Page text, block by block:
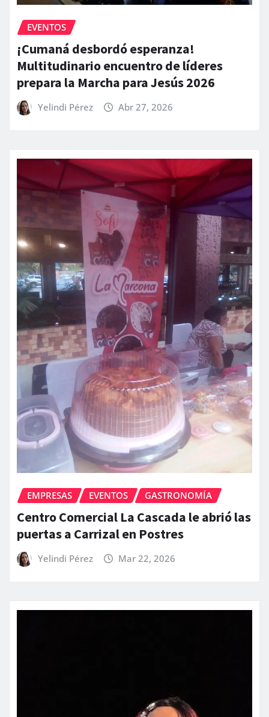
EVENTOS
¡Cumaná desbordó esperanza!
Multitudinario encuentro de líderes
prepara la Marcha para Jesús 2026
Yelindi Pérez Abr 27, 2026
EMPRESAS EVENTOS GASTRONOMÍA
Centro Comercial La Cascada le abrió las
puertas a Carrizal en Postres
Yelindi Pérez Mar 22, 2026